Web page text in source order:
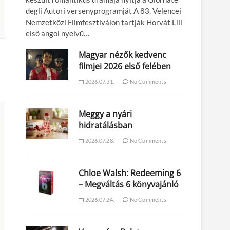
degli Autori versenyprogramját A 83. Velencei
Nemzetközi Filmfesztiválon tartják Horvát Lili
első angol nyelvű…
Magyar nézők kedvenc
filmjei 2026 első felében
2026.07.31. No Comments
Meggy a nyári
hidratálásban
2026.07.28. No Comments
Chloe Walsh: Redeeming 6
– Megváltás 6 könyvajánló
2026.07.24. No Comments